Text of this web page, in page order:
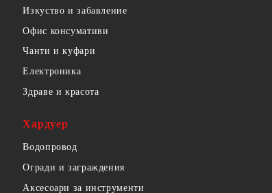
Изкуство и забавление
Офис консумативи
Чанти и куфари
Електроника
Здраве и красота
Хардуер
Водопровод
Огради и заграждения
Аксесоари за инструменти